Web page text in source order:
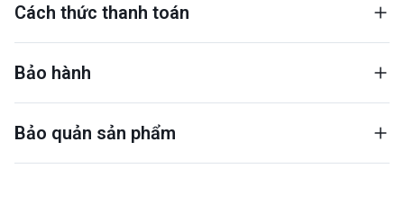
Cách thức thanh toán
Bảo hành
Bảo quản sản phẩm